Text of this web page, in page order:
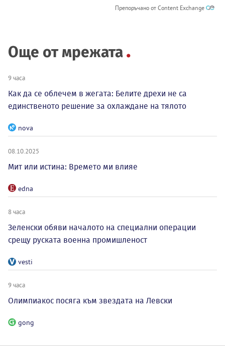
Препоръчано от Content Exchange
Още от мрежата
9 часа
Как да се облечем в жегата: Белите дрехи не са
единственото решение за охлаждане на тялото
nova
08.10.2025
Мит или истина: Времето ми влияе
edna
8 часа
Зеленски обяви началото на специални операции
срещу руската военна промишленост
vesti
9 часа
Олимпиакос посяга към звездата на Левски
gong